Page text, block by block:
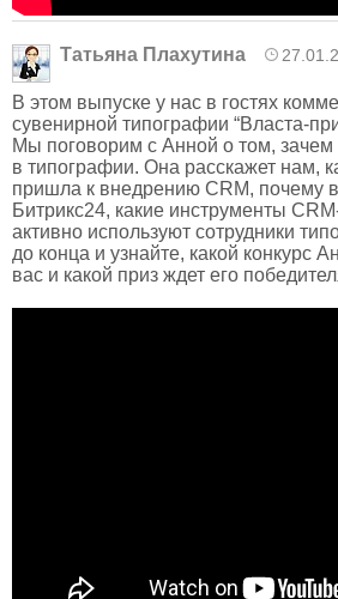
Татьяна Плахутина
В этом выпуске у нас в гостях
сувенирной типографии “Власта-
Мы поговорим с Анной о том,
в типографии. Она расскажет нам,
пришла к внедрению CRM, почему
Битрикс24, какие инструменты
активно используют сотрудники
до конца и узнайте, какой конкурс
вас и какой приз ждет его